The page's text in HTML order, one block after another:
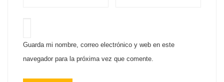
Guarda mi nombre, correo electrónico y web en este
navegador para la próxima vez que comente.